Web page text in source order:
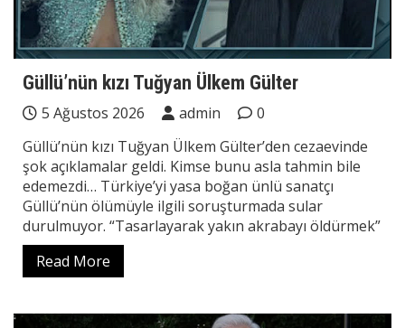
Güllü’nün kızı Tuğyan Ülkem Gülter
5 Ağustos 2026 admin
0
Güllü’nün kızı Tuğyan Ülkem Gülter’den cezaevinde
şok açıklamalar geldi. Kimse bunu asla tahmin bile
edemezdi… Türkiye’yi yasa boğan ünlü sanatçı
Güllü’nün ölümüyle ilgili soruşturmada sular
durulmuyor. “Tasarlayarak yakın akrabayı öldürmek”
Read More